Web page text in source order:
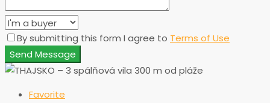
By submitting this form I agree to Terms of Use
Send Message
Favorite